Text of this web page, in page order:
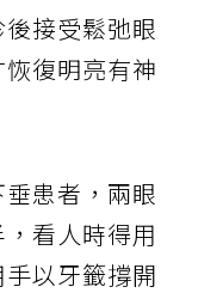
接受鬆弛眼
復明亮有神
患者，兩眼
看人時得用
以牙籤撐開